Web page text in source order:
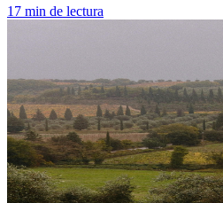
17 min de lectura